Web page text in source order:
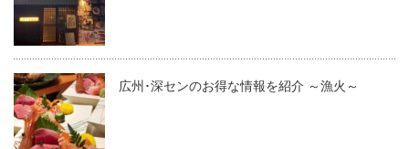
広州･深センのお得な情報を紹介 ～漁火～